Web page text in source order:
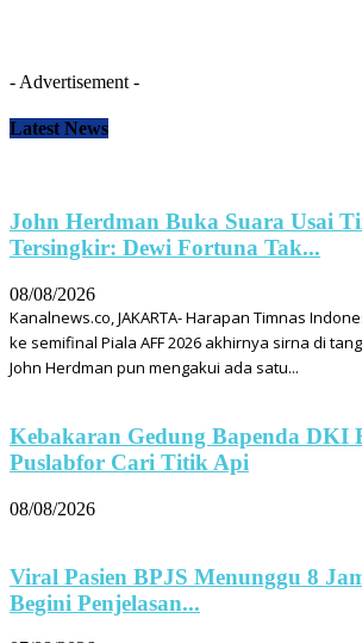
- Advertisement -
Latest News
John Herdman Buka Suara Usai
Tersingkir: Dewi Fortuna Tak...
08/08/2026
Kanalnews.co, JAKARTA- Harapan Timnas
ke semifinal Piala AFF 2026 akhirnya sirna di
John Herdman pun mengakui ada satu...
Kebakaran Gedung Bapenda DKI
Puslabfor Cari Titik Api
08/08/2026
Viral Pasien BPJS Menunggu 8
Begini Penjelasan...